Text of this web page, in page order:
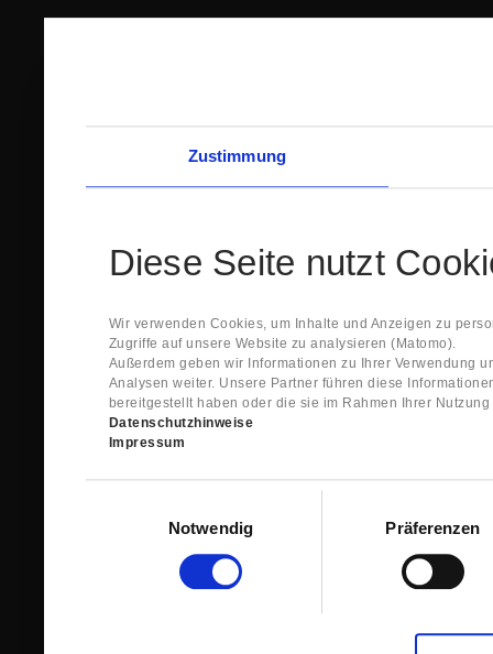
Zustimmung
Diese Seite nutzt
Wir verwenden Cookies, um Inhalte und Anzeigen zu
Zugriffe auf unsere Website zu analysieren (Matomo).
Außerdem geben wir Informationen zu Ihrer Verwendung
Analysen weiter. Unsere Partner führen diese
bereitgestellt haben oder die sie im Rahmen Ihrer
Datenschutzhinweise
Impressum
Notwendig
Präferenzen